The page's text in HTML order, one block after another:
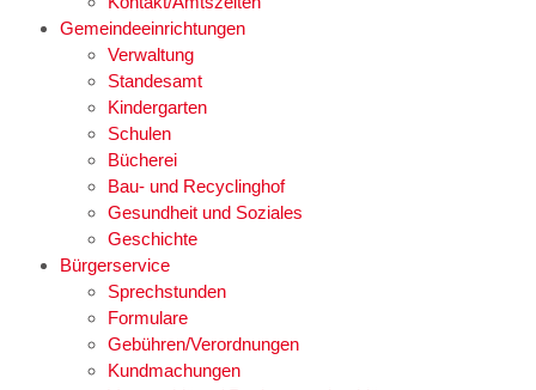
Gemeindeeinrichtungen
Verwaltung
Standesamt
Kindergarten
Schulen
Bücherei
Bau- und Recyclinghof
Gesundheit und Soziales
Geschichte
Bürgerservice
Sprechstunden
Formulare
Gebühren/Verordnungen
Kundmachungen